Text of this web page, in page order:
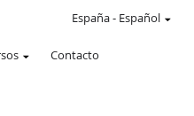
Contacto
España- Español